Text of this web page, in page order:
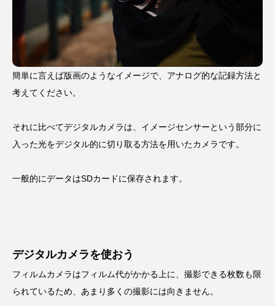
簡単に言えば版画のようなイメージで、アナログ的な記録方法と
考えてください。
それに比べてデジタルカメラは、イメージセンサーという部分に
入った光をデジタル的に切り取る方法を用いたカメラです。
一般的にデータはSDカードに保存されます。
デジタルカメラを使おう
フィルムカメラはフィルム代がかかる上に、撮影できる枚数も限
られているため、あまり多くの撮影には向きません。